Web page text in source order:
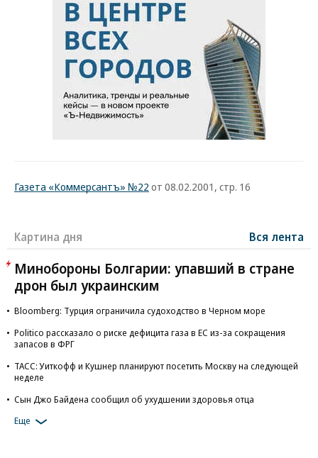
Газета «Коммерсантъ» №22 от 08.02.2001, стр. 16
Картина дня Вся лента
Минобороны Болгарии: упавший в стране
дрон был украинским
Bloomberg: Турция ограничила судоходство в Черном море
Politico рассказало о риске дефицита газа в ЕС из-за сокращения
запасов в ФРГ
ТАСС: Уиткофф и Кушнер планируют посетить Москву на следующей
неделе
Сын Джо Байдена сообщил об ухудшении здоровья отца
Еще